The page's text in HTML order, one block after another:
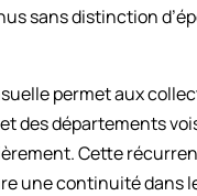
sans distinction
permet aux
des départements
Cette
une continuité dans